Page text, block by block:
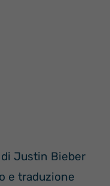
Justin Bieber
e traduzione